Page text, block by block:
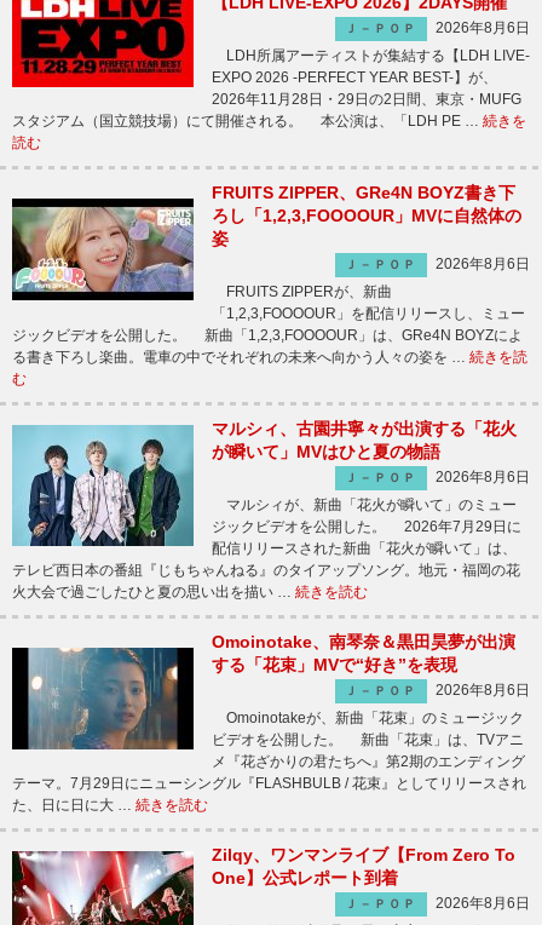
Ｊ－ＰＯＰ
2026年8月6日
LDH所属アーティストが集結する【LDH LIVE-
EXPO 2026 -PERFECT YEAR BEST-】が、
2026年11月28日・29日の2日間、東京・MUFG
スタジアム（国立競技場）にて開催される。 本公演は、「LDH PE … 続きを
読む
FRUITS ZIPPER、GRe4N BOYZ書き下
ろし「1,2,3,FOOOOUR」MVに自然体の
姿
Ｊ－ＰＯＰ
2026年8月6日
FRUITS ZIPPERが、新曲
「1,2,3,FOOOOUR」を配信リリースし、ミュー
ジックビデオを公開した。 新曲「1,2,3,FOOOOUR」は、GRe4N BOYZによ
る書き下ろし楽曲。電車の中でそれぞれの未来へ向かう人々の姿を … 続きを読
む
マルシィ、古園井寧々が出演する「花火
が瞬いて」MVはひと夏の物語
Ｊ－ＰＯＰ
2026年8月6日
マルシィが、新曲「花火が瞬いて」のミュー
ジックビデオを公開した。 2026年7月29日に
配信リリースされた新曲「花火が瞬いて」は、
テレビ西日本の番組『じもちゃんねる』のタイアップソング。地元・福岡の花
火大会で過ごしたひと夏の思い出を描い … 続きを読む
Omoinotake、南琴奈＆黒田昊夢が出演
する「花束」MVで“好き”を表現
Ｊ－ＰＯＰ
2026年8月6日
Omoinotakeが、新曲「花束」のミュージック
ビデオを公開した。 新曲「花束」は、TVアニ
メ『花ざかりの君たちへ』第2期のエンディング
テーマ。7月29日にニューシングル『FLASHBULB / 花束』としてリリースされ
た、日に日に大 … 続きを読む
Zilqy、ワンマンライブ【From Zero To
One】公式レポート到着
Ｊ－ＰＯＰ
2026年8月6日